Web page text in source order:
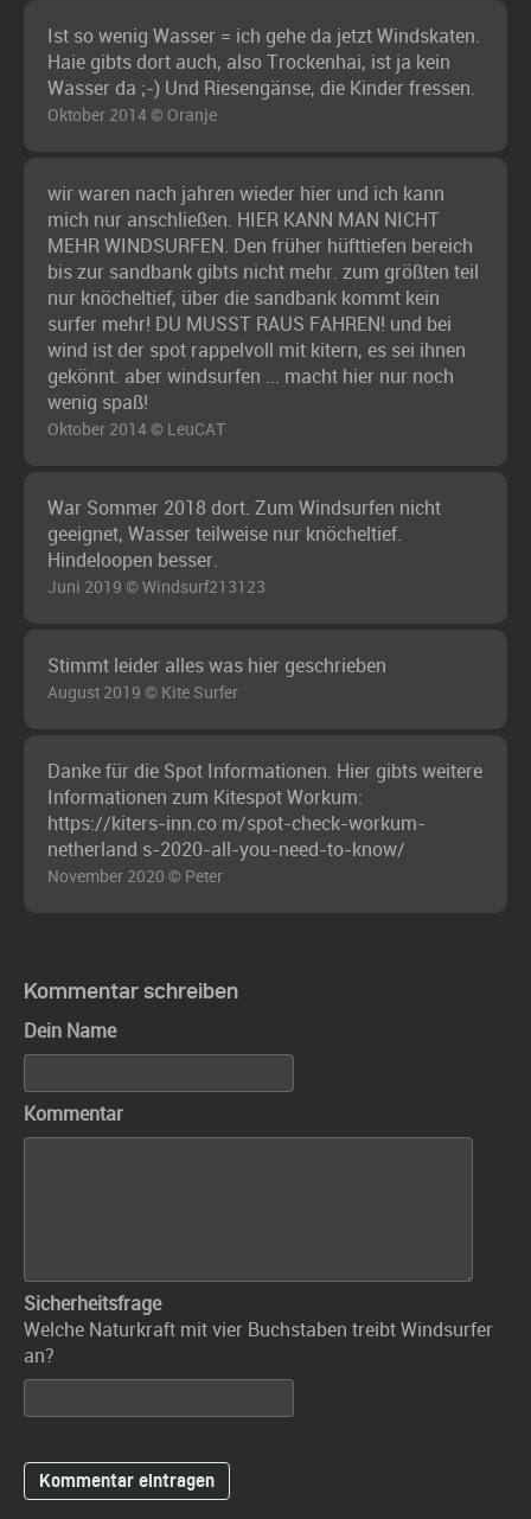
Ist so wenig Wasser = ich gehe da jetzt Windskaten.
Haie gibts dort auch, also Trockenhai, ist ja kein
Wasser da ;-) Und Riesengänse, die Kinder fressen.
Oktober 2014 © Oranje
wir waren nach jahren wieder hier und ich kann
mich nur anschließen. HIER KANN MAN NICHT
MEHR WINDSURFEN. Den früher hüfttiefen bereich
bis zur sandbank gibts nicht mehr. zum größten teil
nur knöcheltief, über die sandbank kommt kein
surfer mehr! DU MUSST RAUS FAHREN! und bei
wind ist der spot rappelvoll mit kitern, es sei ihnen
gekönnt. aber windsurfen ... macht hier nur noch
wenig spaß!
Oktober 2014 © LeuCAT
War Sommer 2018 dort. Zum Windsurfen nicht
geeignet, Wasser teilweise nur knöcheltief.
Hindeloopen besser.
Juni 2019 © Windsurf213123
Stimmt leider alles was hier geschrieben
August 2019 © Kite Surfer
Danke für die Spot Informationen. Hier gibts weitere
Informationen zum Kitespot Workum:
https://kiters-inn.co m/spot-check-workum-
netherland s-2020-all-you-need-to-know/
November 2020 © Peter
Kommentar schreiben
Dein Name
Kommentar
Sicherheitsfrage
Welche Naturkraft mit vier Buchstaben treibt Windsurfer
an?